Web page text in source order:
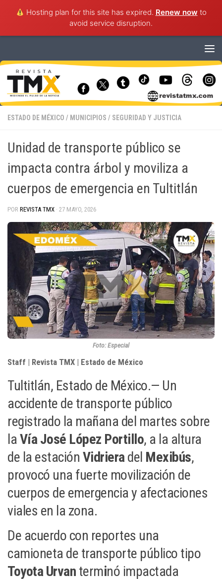
Hosting plan for this site has expired. Renew now to
avoid service disruption.
ESTADO DE MÉXICO / MUNICIPIOS / SEGURIDAD Y JUSTICIA
Unidad de transporte público se
impacta contra árbol y moviliza a
cuerpos de emergencia en Tultitlán
POR REVISTA TMX · 27 MAYO, 2026
Foto: Especial
Staff | Revista TMX | Estado de México
Tultitlán, Estado de México.— Un
accidente de transporte público
registrado la mañana del martes sobre
laVía José López Portillo, a la altura
de la estación Vidrieradel Mexibús,
provocó una fuerte movilización de
cuerpos de emergencia y afectaciones
viales en la zona.
De acuerdo con reportes una
camioneta de transporte público tipo
Toyota Urvan terminó impactada